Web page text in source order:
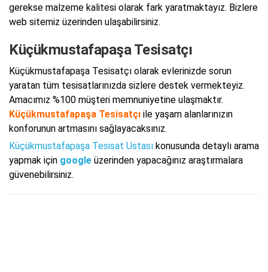
gerekse malzeme kalitesi olarak fark yaratmaktayız. Bizlere
web sitemiz üzerinden ulaşabilirsiniz.
Küçükmustafapaşa Tesisatçı
Küçükmustafapaşa Tesisatçı olarak evlerinizde sorun
yaratan tüm tesisatlarınızda sizlere destek vermekteyiz.
Amacımız %100 müşteri memnuniyetine ulaşmaktır.
Küçükmustafapaşa Tesisatçı ile yaşam alanlarınızın
konforunun artmasını sağlayacaksınız.
Küçükmustafapaşa Tesisat Ustası konusunda detaylı arama
yapmak için google üzerinden yapacağınız araştırmalara
güvenebilirsiniz.